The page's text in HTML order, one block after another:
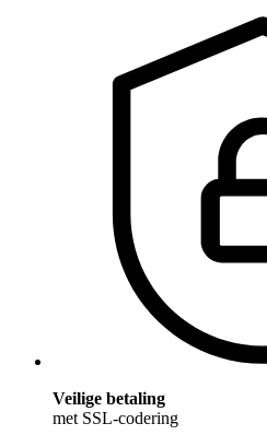
Veilige betaling
met SSL-codering